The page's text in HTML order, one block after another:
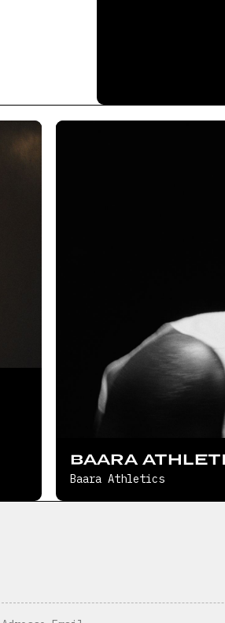
BAARA
Baara Athletics